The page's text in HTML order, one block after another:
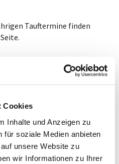
Cookies
Inhalte und Anzeigen zu
für soziale Medien anbieten
unsere Website zu
wir Informationen zu Ihrer
Tauftermine finden